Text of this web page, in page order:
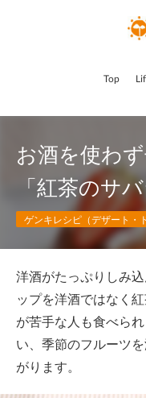
Top
お酒を使わ
「紅茶のサ
ゲンキレシピ（デザート・
洋酒がたっぷりしみ
ップを洋酒ではなく
が苦手な人も食べら
い、季節のフルーツ
がります。